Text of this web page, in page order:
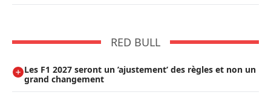
RED BULL
Les F1 2027 seront un ’ajustement’ des règles et non un
grand changement